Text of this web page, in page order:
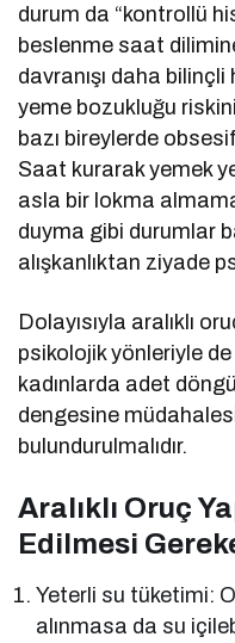
durum da “kontrollü
beslenme saat
davranışı daha
yeme bozukluğu
bazı bireylerde
Saat kurarak yemek
asla bir lokma
duyma gibi durumlar
alışkanlıktan ziyade
Dolayısıyla aralıklı
psikolojik yönleriyle
kadınlarda adet
dengesine
bulundurulmalıdır.
Aralıklı Oruç
Edilmesi
Yeterli su tüketimi:
alınmasa da su